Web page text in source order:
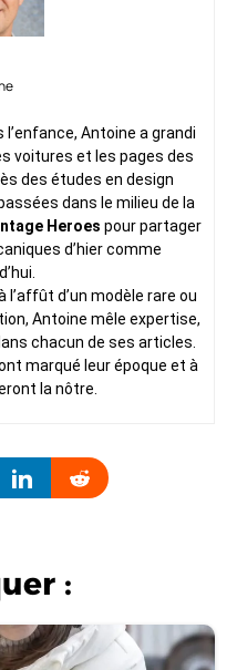
Antoine a grandi
voitures et les pages des
des études en design
dans le milieu de la
Heroes pour partager
d’hier comme
d’un modèle rare ou
Antoine mêle expertise,
chacun de ses articles.
marqué leur époque et à
la nôtre.
: